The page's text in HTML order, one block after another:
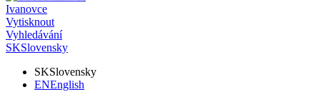
Ivanovce
Vytisknout
Vyhledávání
SKSlovensky
SKSlovensky
ENEnglish